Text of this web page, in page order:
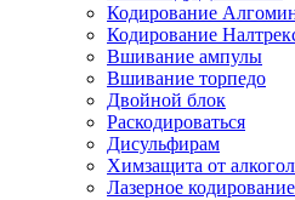
Кодирование
Кодирование
Вшивание ампулы
Вшивание торпедо
Двойной блок
Раскодироваться
Дисульфирам
Химзащита от
Лазерное